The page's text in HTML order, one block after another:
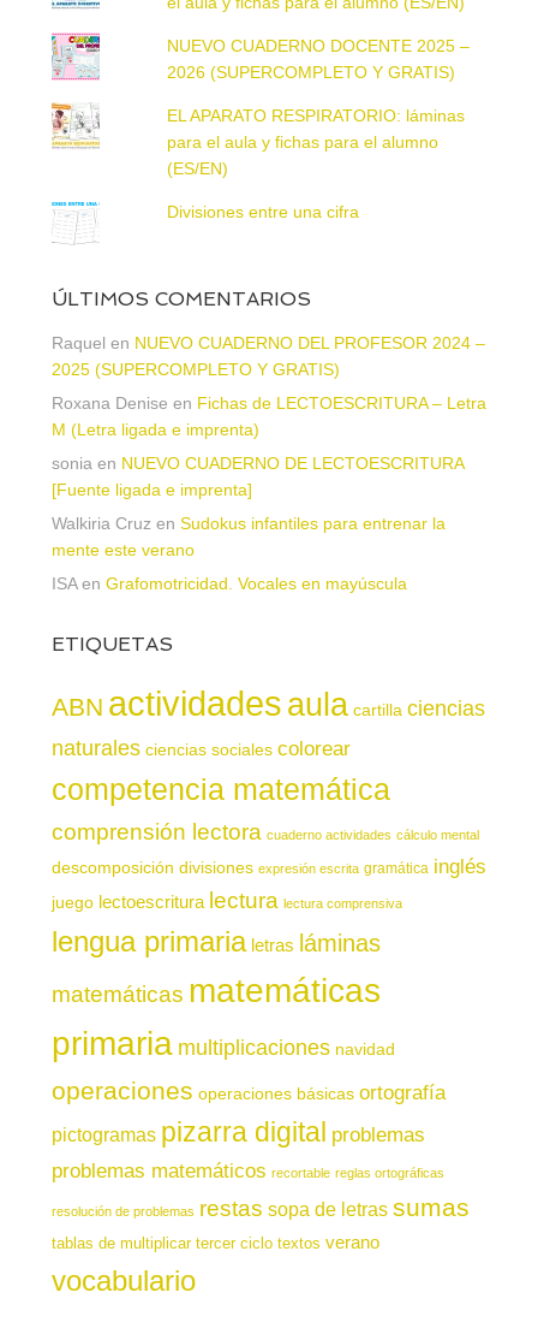
NUEVO CUADERNO DOCENTE 2025 –
2026 (SUPERCOMPLETO Y GRATIS)
EL APARATO RESPIRATORIO: láminas
para el aula y fichas para el alumno
(ES/EN)
Divisiones entre una cifra
ÚLTIMOS COMENTARIOS
Raquel en NUEVO CUADERNO DEL PROFESOR 2024 –
2025 (SUPERCOMPLETO Y GRATIS)
Roxana Denise en Fichas de LECTOESCRITURA – Letra
M (Letra ligada e imprenta)
sonia en NUEVO CUADERNO DE LECTOESCRITURA
[Fuente ligada e imprenta]
Walkiria Cruz en Sudokus infantiles para entrenar la
mente este verano
ISAen Grafomotricidad. Vocales en mayúscula
ETIQUETAS
ABN actividadesaula cartilla ciencias
naturales ciencias sociales colorear
competencia matemática
comprensión lectora cuaderno actividades cálculo mental
descomposición divisiones expresión escrita gramática inglés
juego lectoescritura lectura lectura comprensiva
lengua primaria letras láminas
matemáticas matemáticas
primaria multiplicaciones navidad
operaciones operaciones básicas ortografía
pictogramas pizarra digital problemas
problemas matemáticos recortable reglas ortográficas
resolución de problemas restas sopa de letras sumas
tablas de multiplicar tercer ciclo textos verano
vocabulario